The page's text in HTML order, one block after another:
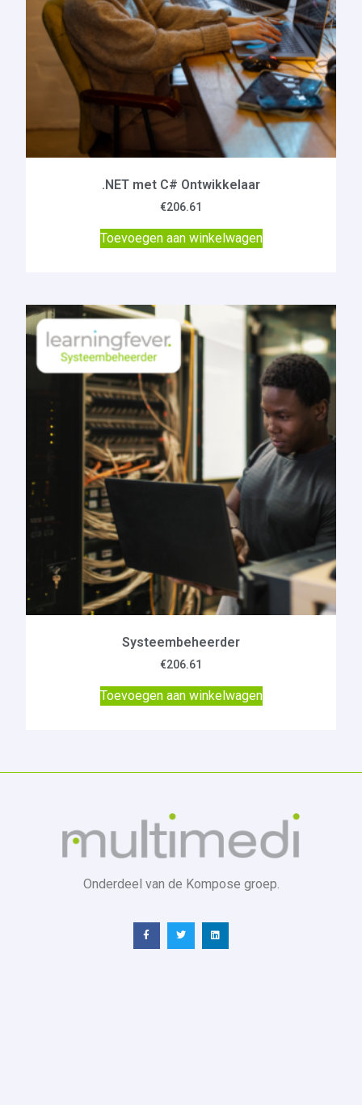
.NET met C# Ontwikkelaar
€206.61
Toevoegen aan winkelwagen
Systeembeheerder
€206.61
Toevoegen aan winkelwagen
Onderdeel van de Kompose groep.